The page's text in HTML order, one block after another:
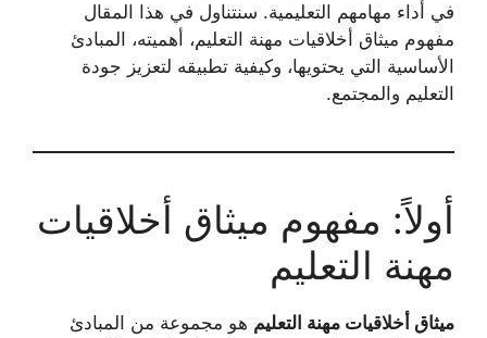
في أداء مهامهم التعليمية. سنتناول في هذا المقال
مفهوم ميثاق أخلاقيات مهنة التعليم، أهميته، المبادئ
الأساسية التي يحتويها، وكيفية تطبيقه لتعزيز جودة
التعليم والمجتمع.
أولاً: مفهوم ميثاق أخلاقيات
مهنة التعليم
ميثاق أخلاقيات مهنة التعليم هو مجموعة من المبادئ